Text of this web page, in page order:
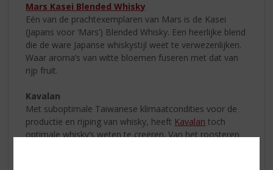
Mars Kasei Blended Whisky
Eén van de prachtexemplaren van Mars is de Kasei
(Japans voor ‘Mars’) Blended Whisky. Een heerlijke blend
die de ware Japanse whiskystijl weet te verwezenlijken.
Waar aroma’s van witte bloemen fuseren met dat van
rijp fruit.
Kavalan
Met suboptimale Taiwanese klimaatcondities voor de
productie en rijping van whisky, heeft Kavalan toch
optimale whisky’s weten te creëren. Van het roosteren